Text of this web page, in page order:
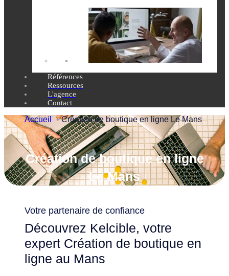
Références
Ressources
L'agence
Contact
Accueil Création de boutique en ligne Le Mans
Création de boutique en ligne
Le Mans
Votre partenaire de confiance
Découvrez Kelcible, votre
expert Création de boutique en
ligne au Mans